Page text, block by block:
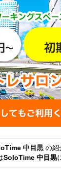
中目黒の紹
SoloTime 中目黒